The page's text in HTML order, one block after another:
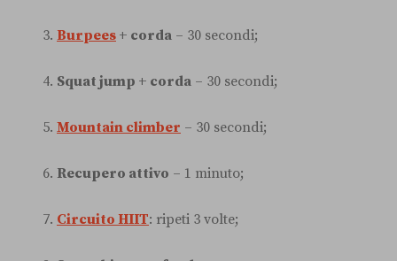
Burpees + corda – 30 secondi;
Squat jump + corda – 30 secondi;
Mountain climber – 30 secondi;
Recupero attivo – 1 minuto;
Circuito HIIT: ripeti 3 volte;